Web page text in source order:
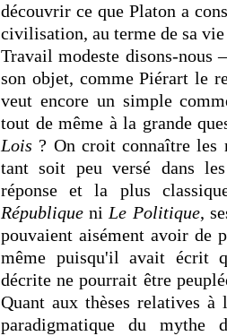
découvrir ce que Platon a
civilisation, au terme de sa
Travail modeste disons-nous
son objet, comme Piérart le
veut encore un simple
tout de même à la grande
Lois ? On croit connaître les
tant soit peu versé dans
réponse et la plus
République ni Le Politique,
pouvaient aisément avoir de
même puisqu'il avait écrit
décrite ne pourrait être
Quant aux thèses relatives
paradigmatique du mythe